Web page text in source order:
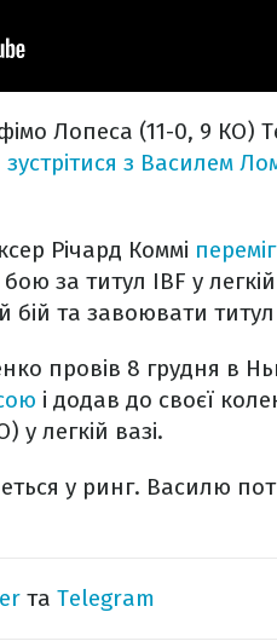
Лопеса (11-0, 9 КО)
з Василем
Річард Коммі переміг
за титул IBF у
бій та завоювати
провів 8 грудня в
і додав до своєї
у легкій вазі.
у ринг. Василю
та Telegram